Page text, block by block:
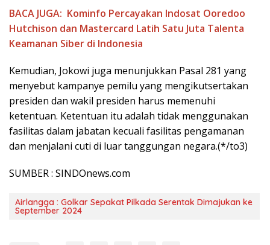
BACA JUGA: Kominfo Percayakan Indosat Ooredoo
Hutchison dan Mastercard Latih Satu Juta Talenta
Keamanan Siber di Indonesia
Kemudian, Jokowi juga menunjukkan Pasal 281 yang
menyebut kampanye pemilu yang mengikutsertakan
presiden dan wakil presiden harus memenuhi
ketentuan. Ketentuan itu adalah tidak menggunakan
fasilitas dalam jabatan kecuali fasilitas pengamanan
dan menjalani cuti di luar tanggungan negara.(*/to3)
SUMBER : SINDOnews.com
Airlangga : Golkar Sepakat Pilkada Serentak Dimajukan ke
September 2024